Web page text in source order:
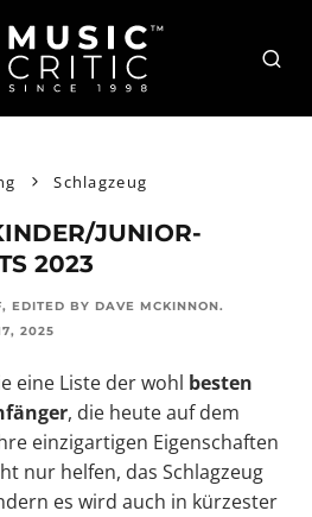
Schlagzeug
JUNIOR-
2023
, EDITED BY DAVE MCKINNON.
2025
eine Liste der wohl besten
, die heute auf dem
einzigartigen Eigenschaften
nur helfen, das Schlagzeug
es wird auch in kürzester